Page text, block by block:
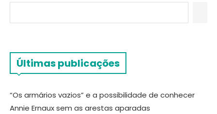
Últimas publicações
“Os armários vazios” e a possibilidade de conhecer
Annie Ernaux sem as arestas aparadas